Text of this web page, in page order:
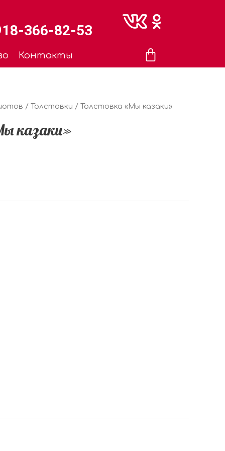
366-82-53
Контакты
/ Толстовки / Толстовка «Мы казаки»
казаки»